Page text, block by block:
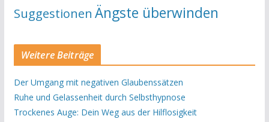
Suggestionen Ängste überwinden
Weitere Beiträge
Der Umgang mit negativen Glaubenssätzen
Ruhe und Gelassenheit durch Selbsthypnose
Trockenes Auge: Dein Weg aus der Hilflosigkeit